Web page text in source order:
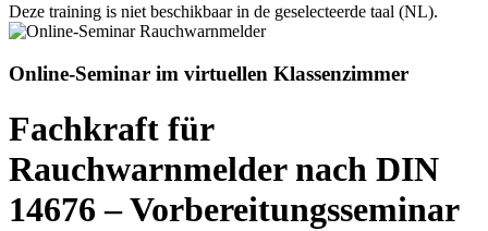
Deze training is niet beschikbaar in de geselecteerde taal (NL).
Online-Seminar im virtuellen Klassenzimmer
Fachkraft für
Rauchwarnmelder nach DIN
14676 – Vorbereitungsseminar